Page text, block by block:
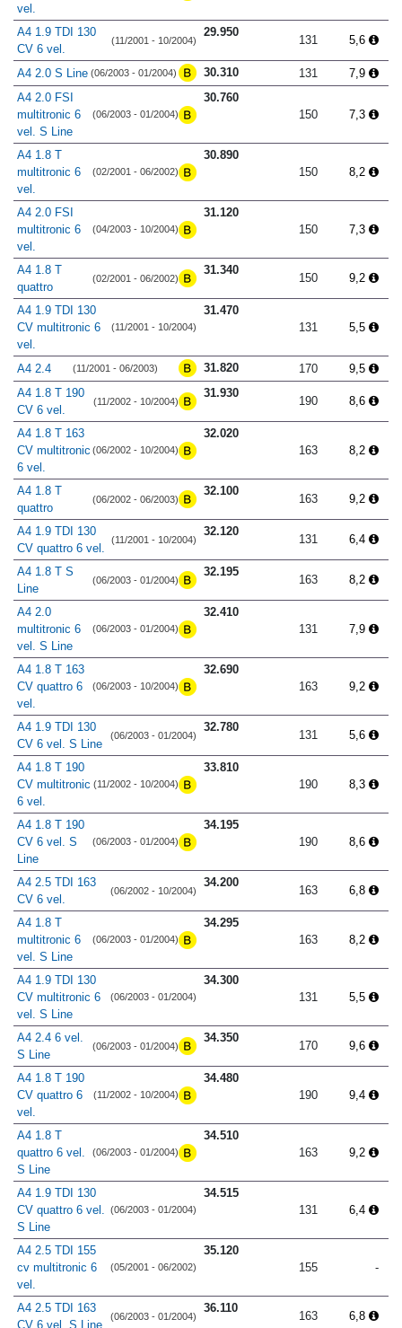
vel.
A4 1.9 TDI 130
CV 6 vel.
(11/2001 - 10/2004)
29.950
131 5,6
A4 2.0 S Line (06/2003 - 01/2004) 30.310 131
7,9
A4 2.0 FSI
multitronic 6
vel. S Line
(06/2003 - 01/2004)
30.760
150
7,3
A4 1.8 T
multitronic 6
vel.
(02/2001 - 06/2002)
30.890
150
8,2
A4 2.0 FSI
multitronic 6
vel.
(04/2003 - 10/2004)
31.120
150
7,3
A4 1.8 T
quattro
(02/2001 - 06/2002)
31.340
150 9,2
A4 1.9 TDI 130
CV multitronic 6
vel.
(11/2001 - 10/2004)
31.470
131
5,5
A4 2.4 (11/2001 - 06/2003) 31.820 170
9,5
A4 1.8 T 190
CV 6 vel.
(11/2002 - 10/2004)
31.930
190 8,6
A4 1.8 T 163
CV multitronic
6 vel.
(06/2002 - 10/2004)
32.020
163
8,2
A4 1.8 T
quattro
(06/2002 - 06/2003)
32.100
163 9,2
A4 1.9 TDI 130
CV quattro 6 vel.
(11/2001 - 10/2004)
32.120
131 6,4
A4 1.8 T S
Line
(06/2003 - 01/2004)
32.195
163 8,2
A4 2.0
multitronic 6
vel. S Line
(06/2003 - 01/2004)
32.410
131
7,9
A4 1.8 T 163
CV quattro 6
vel.
(06/2003 - 10/2004)
32.690
163
9,2
A4 1.9 TDI 130
CV 6 vel. S Line
(06/2003 - 01/2004)
32.780
131 5,6
A4 1.8 T 190
CV multitronic
6 vel.
(11/2002 - 10/2004)
33.810
190
8,3
A4 1.8 T 190
CV 6 vel. S
Line
(06/2003 - 01/2004)
34.195
190
8,6
A4 2.5 TDI 163
CV 6 vel.
(06/2002 - 10/2004)
34.200
163 6,8
A4 1.8 T
multitronic 6
vel. S Line
(06/2003 - 01/2004)
34.295
163
8,2
A4 1.9 TDI 130
CV multitronic 6
vel. S Line
(06/2003 - 01/2004)
34.300
131
5,5
A4 2.4 6 vel.
S Line
(06/2003 - 01/2004)
34.350
170 9,6
A4 1.8 T 190
CV quattro 6
vel.
(11/2002 - 10/2004)
34.480
190
9,4
A4 1.8 T
quattro 6 vel.
S Line
(06/2003 - 01/2004)
34.510
163
9,2
A4 1.9 TDI 130
CV quattro 6 vel.
S Line
(06/2003 - 01/2004)
34.515
131
6,4
A4 2.5 TDI 155
cv multitronic 6
vel.
(05/2001 - 06/2002)
35.120
155
-
A4 2.5 TDI 163
CV 6 vel. S Line
(06/2003 - 01/2004)
36.110
163 6,8